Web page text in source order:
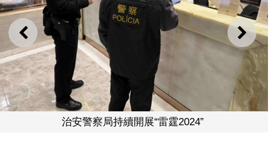
上一則 下一
續開展“雷霆2024”